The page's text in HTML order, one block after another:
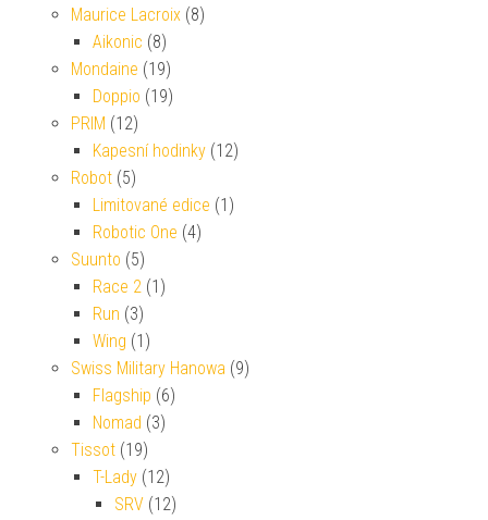
Maurice Lacroix (8)
Aikonic (8)
Mondaine (19)
Doppio (19)
PRIM (12)
Kapesní hodinky (12)
Robot (5)
Limitované edice (1)
Robotic One (4)
Suunto (5)
Race 2 (1)
Run (3)
Wing (1)
Swiss Military Hanowa (9)
Flagship (6)
Nomad (3)
Tissot (19)
T-Lady (12)
SRV (12)